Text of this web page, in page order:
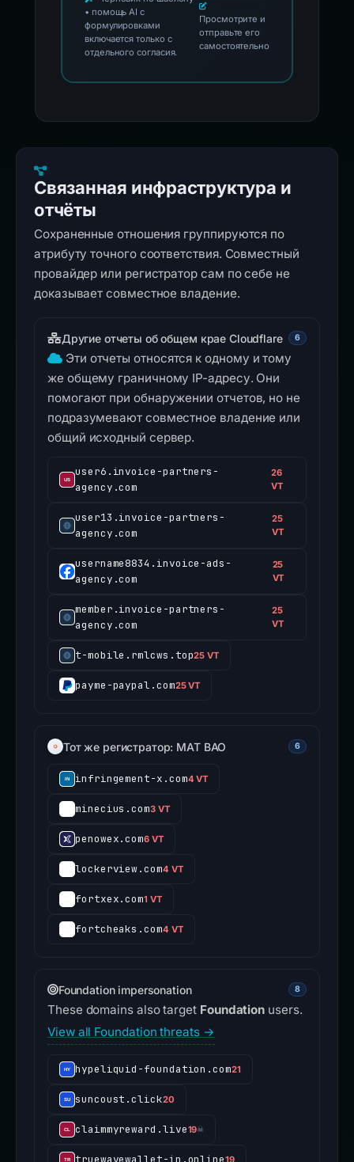
• помощь AI с
формулировками
включается только с
отдельного согласия.
Просмотрите и
отправьте его
самостоятельно
Связанная инфраструктура и
отчёты
Сохраненные отношения группируются по
атрибуту точного соответствия. Совместный
провайдер или регистратор сам по себе не
доказывает совместное владение.
Другие отчеты об общем крае Cloudflare 6
Эти отчеты относятся к одному и тому
же общему граничному IP-адресу. Они
помогают при обнаружении отчетов, но не
подразумевают совместное владение или
общий исходный сервер.
user6.invoice-partners-
agency.com
26
VT
user13.invoice-partners-
agency.com
25
VT
username8834.invoice-ads-
agency.com
25
VT
member.invoice-partners-
agency.com
25
VT
t-mobile.rmlcws.top25 VT
payme-paypal.com25 VT
Тот же регистратор: MAT BAO 6
infringement-x.com4 VT
minecius.com3 VT
penowex.com6 VT
lockerview.com4 VT
fortxex.com1 VT
fortcheaks.com4 VT
Foundation impersonation 8
These domains also target Foundation users.
View all Foundation threats →
hypeliquid-foundation.com21
suncoust.click20
claimmyreward.live19☠
truewavewallet-in.online19